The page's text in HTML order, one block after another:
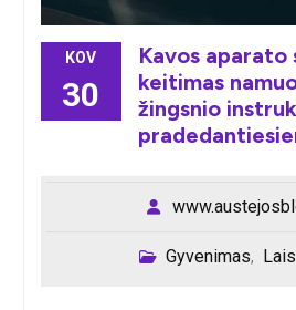
KOV
30
Kavos aparato
keitimas
žingsnio
Gyvenimas,